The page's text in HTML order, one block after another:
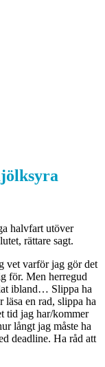
halvfart utöver
rättare sagt.
vet varför jag gör det
för. Men herregud
ibland… Slippa ha
läsa en rad, slippa ha
tid jag har/kommer
långt jag måste ha
deadline. Ha råd att